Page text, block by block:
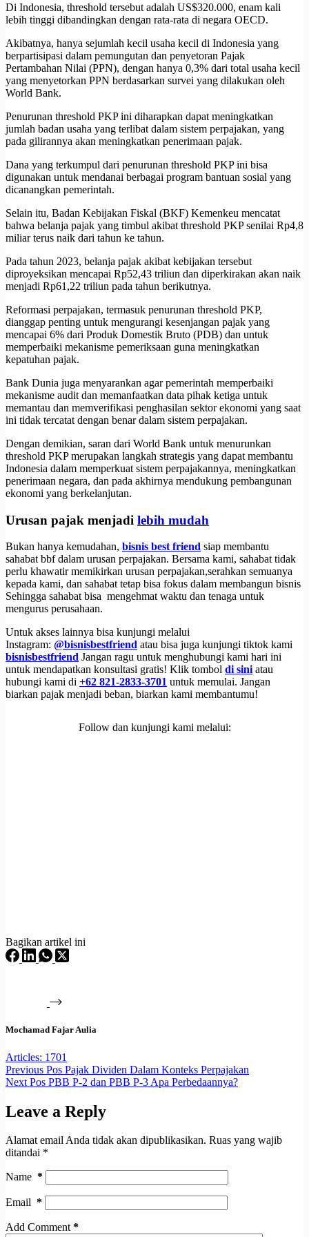
Di Indonesia, threshold tersebut adalah US$320.000, enam kali
lebih tinggi dibandingkan dengan rata-rata di negara OECD.
Akibatnya, hanya sejumlah kecil usaha kecil di Indonesia yang
berpartisipasi dalam pemungutan dan penyetoran Pajak
Pertambahan Nilai (PPN), dengan hanya 0,3% dari total usaha kecil
yang menyetorkan PPN berdasarkan survei yang dilakukan oleh
World Bank.
Penurunan threshold PKP ini diharapkan dapat meningkatkan
jumlah badan usaha yang terlibat dalam sistem perpajakan, yang
pada gilirannya akan meningkatkan penerimaan pajak.
Dana yang terkumpul dari penurunan threshold PKP ini bisa
digunakan untuk mendanai berbagai program bantuan sosial yang
dicanangkan pemerintah.
Selain itu, Badan Kebijakan Fiskal (BKF) Kemenkeu mencatat
bahwa belanja pajak yang timbul akibat threshold PKP senilai Rp4,8
miliar terus naik dari tahun ke tahun.
Pada tahun 2023, belanja pajak akibat kebijakan tersebut
diproyeksikan mencapai Rp52,43 triliun dan diperkirakan akan naik
menjadi Rp61,22 triliun pada tahun berikutnya.
Reformasi perpajakan, termasuk penurunan threshold PKP,
dianggap penting untuk mengurangi kesenjangan pajak yang
mencapai 6% dari Produk Domestik Bruto (PDB) dan untuk
memperbaiki mekanisme pemeriksaan guna meningkatkan
kepatuhan pajak.
Bank Dunia juga menyarankan agar pemerintah memperbaiki
mekanisme audit dan memanfaatkan data pihak ketiga untuk
memantau dan memverifikasi penghasilan sektor ekonomi yang saat
ini tidak tercatat dengan benar dalam sistem perpajakan.
Dengan demikian, saran dari World Bank untuk menurunkan
threshold PKP merupakan langkah strategis yang dapat membantu
Indonesia dalam memperkuat sistem perpajakannya, meningkatkan
penerimaan negara, dan pada akhirnya mendukung pembangunan
ekonomi yang berkelanjutan.
Urusan pajak menjadi lebih mudah
Bukan hanya kemudahan, bisnis best friend siap membantu
sahabat bbf dalam urusan perpajakan. Bersama kami, sahabat tidak
perlu khawatir memikirkan urusan perpajakan,serahkan semuanya
kepada kami, dan sahabat tetap bisa fokus dalam membangun bisnis
Sehingga sahabat bisa mengehmat waktu dan tenaga untuk
mengurus perusahaan.
Untuk akses lainnya bisa kunjungi melalui
Instagram: @bisnisbestfriend atau bisa juga kunjungi tiktok kami
bisnisbestfriend Jangan ragu untuk menghubungi kami hari ini
untuk mendapatkan konsultasi gratis! Klik tombol di sini atau
hubungi kami di +62 821-2833-3701 untuk memulai. Jangan
biarkan pajak menjadi beban, biarkan kami membantumu!
Follow dan kunjungi kami melalui:
Bagikan artikel ini
Mochamad Fajar Aulia
Articles: 1701
Previous Pos Pajak Dividen Dalam Konteks Perpajakan
Next Pos PBB P-2 dan PBB P-3 Apa Perbedaannya?
Leave a Reply
Alamat email Anda tidak akan dipublikasikan. Ruas yang wajib
ditandai *
Name *
Email *
Add Comment*